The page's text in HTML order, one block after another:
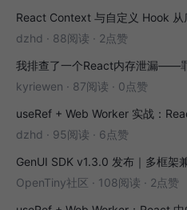
dzhd · 88阅读 · 2点赞
kyriewen · 87阅读 · 0点赞
useRef + Web Worker 实战：
dzhd · 95阅读 · 6点赞
OpenTiny社区 · 108阅读 · 2点赞